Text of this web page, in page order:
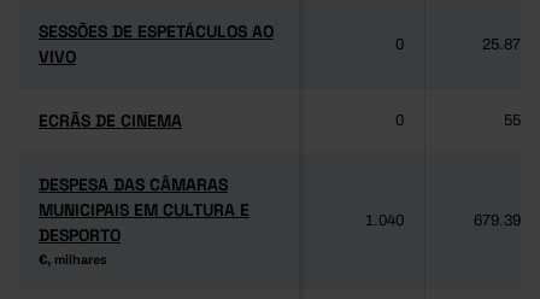
SESSÕES DE ESPETÁCULOS AO
VIVO
SESSÕES DE ESPETÁCULOS AO
VIVO
0 25.871
ECRÃS DE CINEMA
ECRÃS DE CINEMA 0 558
DESPESA DAS CÂMARAS
MUNICIPAIS EM CULTURA E
DESPORTO
€, milhares
DESPESA DAS CÂMARAS
MUNICIPAIS EM CULTURA E
DESPORTO
€, milhares
1.040 679.396